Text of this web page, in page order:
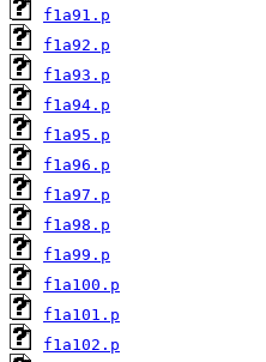
f1a91.p
f1a92.p
f1a93.p
f1a94.p
f1a95.p
f1a96.p
f1a97.p
f1a98.p
f1a99.p
f1a100.p
f1a101.p
f1a102.p